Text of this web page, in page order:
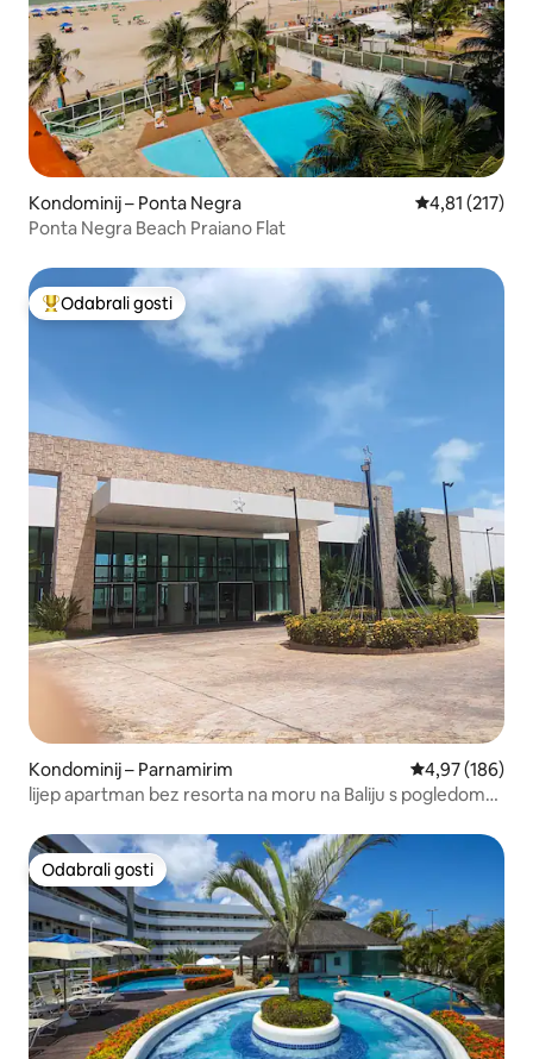
Kondominij – Ponta Negra Prosječna
4,81 (217)
Ponta Negra Beach Praiano Flat
Među najviše rangiranima s oznakom „Odabrali gosti”
Odabrali gosti
Kondominij – Parnamirim Prosječna
4,97 (186)
lijep apartman bez resorta na moru na Baliju s pogledom
Odabrali gosti
Odabrali gosti